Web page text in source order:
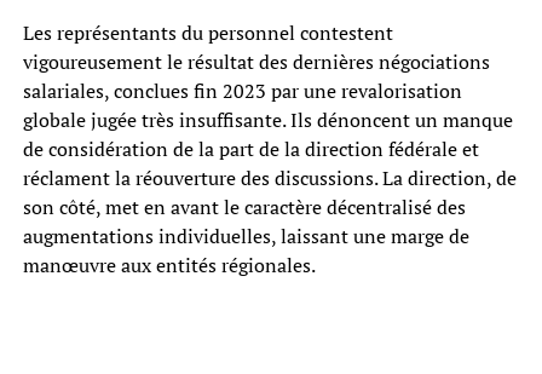
Les représentants du personnel contestent
vigoureusement le résultat des dernières négociations
salariales, conclues fin 2023 par une revalorisation
globale jugée très insuffisante. Ils dénoncent un manque
de considération de la part de la direction fédérale et
réclament la réouverture des discussions. La direction, de
son côté, met en avant le caractère décentralisé des
augmentations individuelles, laissant une marge de
manœuvre aux entités régionales.